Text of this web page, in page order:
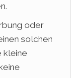
oder
solchen
kleine